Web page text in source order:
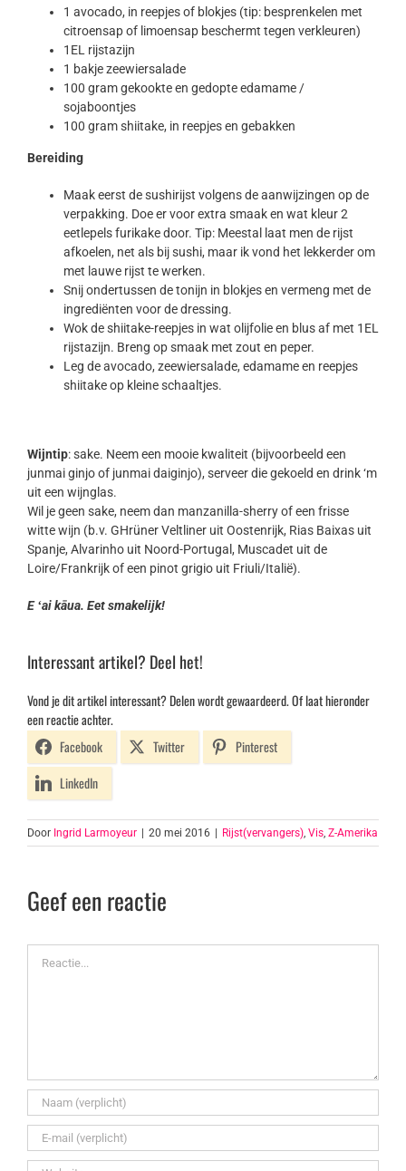
1 avocado, in reepjes of blokjes (tip: besprenkelen met
citroensap of limoensap beschermt tegen verkleuren)
1EL rijstazijn
1 bakje zeewiersalade
100 gram gekookte en gedopte edamame /
sojaboontjes
100 gram shiitake, in reepjes en gebakken
Bereiding
Maak eerst de sushirijst volgens de aanwijzingen op de
verpakking. Doe er voor extra smaak en wat kleur 2
eetlepels furikake door. Tip: Meestal laat men de rijst
afkoelen, net als bij sushi, maar ik vond het lekkerder om
met lauwe rijst te werken.
Snij ondertussen de tonijn in blokjes en vermeng met de
ingrediënten voor de dressing.
Wok de shiitake-reepjes in wat olijfolie en blus af met 1EL
rijstazijn. Breng op smaak met zout en peper.
Leg de avocado, zeewiersalade, edamame en reepjes
shiitake op kleine schaaltjes.
Wijntip: sake. Neem een mooie kwaliteit (bijvoorbeeld een
junmai ginjo of junmai daiginjo), serveer die gekoeld en drink ‘m
uit een wijnglas.
Wil je geen sake, neem dan manzanilla-sherry of een frisse
witte wijn (b.v. GHrüner Veltliner uit Oostenrijk, Rias Baixas uit
Spanje, Alvarinho uit Noord-Portugal, Muscadet uit de
Loire/Frankrijk of een pinot grigio uit Friuli/Italië).
E ʻai kāua. Eet smakelijk!
Interessant artikel? Deel het!
Vond je dit artikel interessant? Delen wordt gewaardeerd. Of laat hieronder
een reactie achter.
Facebook
Twitter
Pinterest
LinkedIn
Door Ingrid Larmoyeur 20 mei 2016 Rijst(vervangers), Vis, Z-Amerika
Geef een reactie